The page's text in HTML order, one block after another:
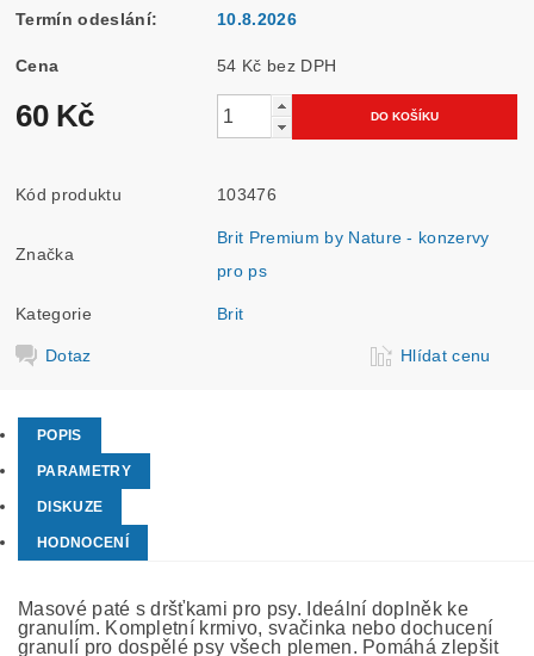
Termín odeslání: 10.8.2026
Cena 54 Kč bez DPH
60 Kč
Kód produktu 103476
Značka
Brit Premium by Nature - konzervy
pro ps
Kategorie Brit
Dotaz Hlídat cenu
POPIS
PARAMETRY
DISKUZE
HODNOCENÍ
Masové paté s dršťkami pro psy. Ideální doplněk ke
granulím. Kompletní krmivo, svačinka nebo dochucení
granulí pro dospělé psy všech plemen. Pomáhá zlepšit